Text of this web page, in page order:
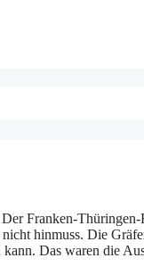
Franken-
hinmuss. Die
kann. Das waren die